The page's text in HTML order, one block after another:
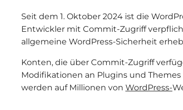
Seit dem 1. Oktober 2024 ist die
Entwickler mit Commit-Zugriff
allgemeine WordPress-Sicherheit
Konten, die über Commit-Zugriff
Modifikationen an Plugins und Themes
werden auf Millionen von WordPress-